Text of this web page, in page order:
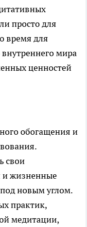
просто для
время для
мира
ценностей
обогащения и
свои
и жизненные
новым углом.
практик,
медитации,